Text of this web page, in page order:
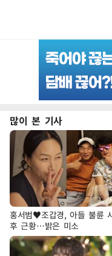
많이 본 기사
홍서범♥조갑경, 아들 불륜
후 근황…밝은 미소